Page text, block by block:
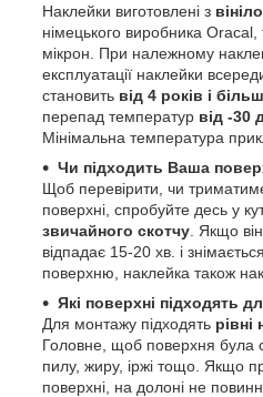
Наклейки виготовлені з
німецького виробника
мікрон. При належному
експлуатації наклейки
становить від 4 років і
перепад температур від -30
Мінімальна температура
Чи підходить Ваша
Щоб перевірити, чи
поверхні, спробуйте десь у
звичайного скотчу . Якщо
відпадає 15-20 хв. і
поверхню, наклейка також
Які поверхні підходять
Для монтажу підходять рівні
Головне, щоб поверхня була
пилу, жиру, іржі тощо. Якщо
поверхні, на долоні не